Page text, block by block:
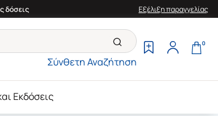
δόσεις Εξέλιξη παραγγελίας
Σύνθετη Αναζήτηση
0
Εκδόσεις